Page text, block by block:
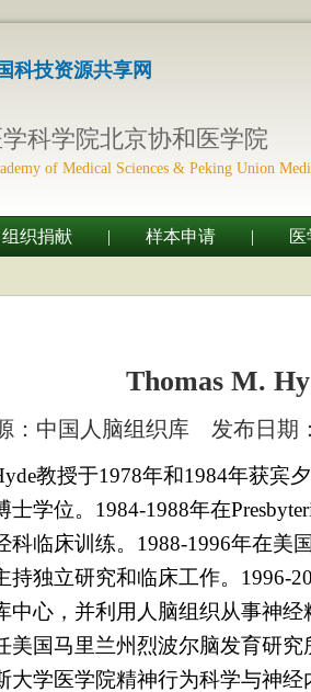
科技资源共享网
科学院北京协和医学院
of Medical Sciences & Peking Union
组织捐献 | 样本申请 |
Thomas M.
：中国人脑组织库 发布日期
教授于1978年和1984年获宾
士学位。1984-1988年在
科临床训练。1988-1996年在美
持独立研究和临床工作。1996-
中心，并利用人脑组织从事神
美国马里兰州烈波尔脑发育研
大学医学院精神行为科学与神